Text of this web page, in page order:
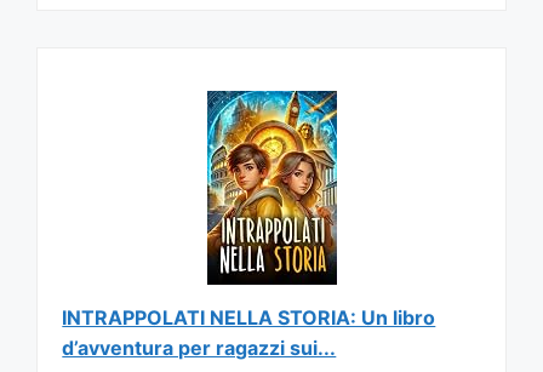
INTRAPPOLATI NELLA STORIA: Un libro
d’avventura per ragazzi sui...